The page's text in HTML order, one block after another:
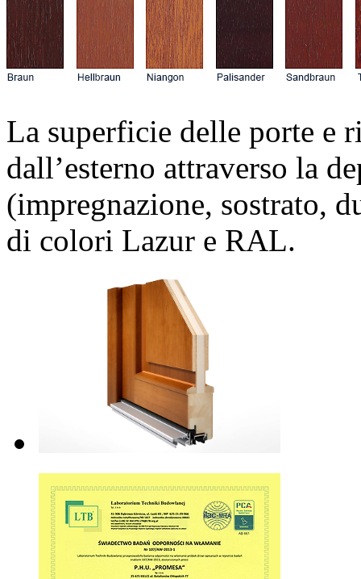
La superficie delle porte e
dall’esterno attraverso la
(impregnazione, sostrato,
di colori Lazur e RAL.